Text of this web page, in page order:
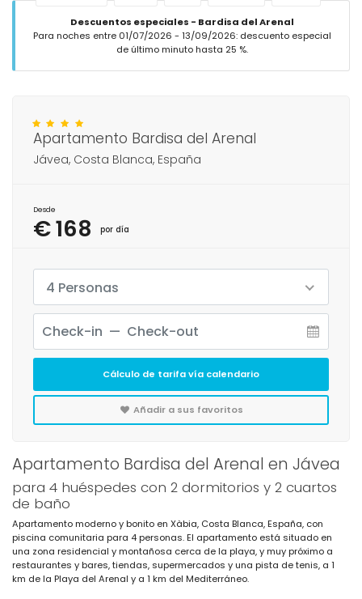
Descuentos especiales - Bardisa del Arenal
Para noches entre 01/07/2026 - 13/09/2026: descuento especial
de último minuto hasta 25 %.
Apartamento Bardisa del Arenal en Jávea
para 4 huéspedes con 2 dormitorios y 2 cuartos
de baño
Apartamento moderno y bonito en Xàbia, Costa Blanca, España, con
piscina comunitaria para 4 personas. El apartamento está situado en
una zona residencial y montañosa cerca de la playa, y muy próximo a
restaurantes y bares, tiendas, supermercados y una pista de tenis, a 1
km de la Playa del Arenal y a 1 km del Mediterráneo.
Apartamento Bardisa del Arenal
Jávea, Costa Blanca, España
Desde
€ 168 por día
4 Personas
Cálculo de tarifa vía calendario
Añadir a sus favoritos